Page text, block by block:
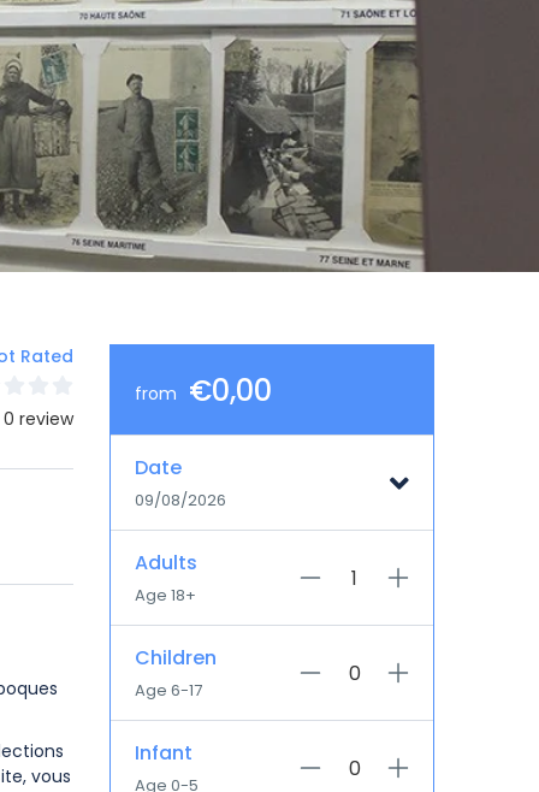
Rated
review
vous
from €0,00
Date
09/08/2026
Adults
Age 18+
Children
Age 6-17
Infant
Age 0-5